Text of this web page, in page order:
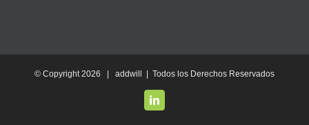
© Copyright2026 | addwill | Todos los Derechos Reservados
LinkedIn